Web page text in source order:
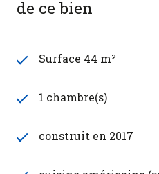
de ce bien
Surface 44 m²
1 chambre(s)
construit en 2017